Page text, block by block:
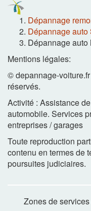
Dépannage
Dépannage
Dépannage
Mentions légales:
© depannage-
réservés.
Activité : Assistance
automobile. Services
entreprises / garages
Toute reproduction
contenu en termes de
poursuites judiciaires.
Zones de